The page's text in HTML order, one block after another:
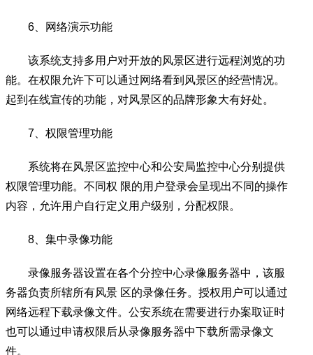
6、网络演示功能
该系统支持多用户对开放的风景区进行远程浏览的功
能。在权限允许下可以通过网络看到风景区的经营情况。
起到在线宣传的功能，对风景区的品牌形象大有好处。
7、权限管理功能
系统将在风景区监控中心和公安局监控中心分别提供
权限管理功能。不同权 限的用户登录会呈现出不同的操作
内容，允许用户自行定义用户级别，分配权限。
8、集中录像功能
录像服务器设置在各个分控中心录像服务器中，该服
务器负责所辖所有风景 区的录像任务。授权用户可以通过
网络远程下载录像文件。公安系统在需要进行办案取证时
也可以通过申请权限后从录像服务器中下载所需录像文
件。